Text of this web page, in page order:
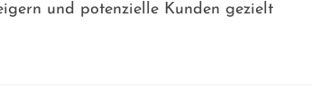
und potenzielle Kunden gezielt